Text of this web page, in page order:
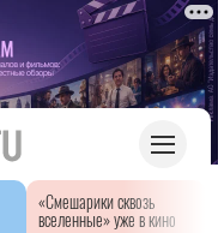
«Смешарики сквозь
вселенные» уже в кино